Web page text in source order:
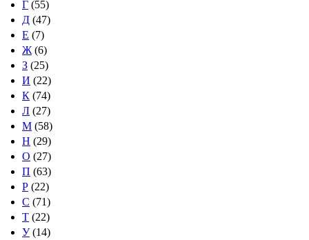
Г (55)
Д (47)
Е (7)
Ж (6)
З (25)
И (22)
К (74)
Л (27)
М (58)
Н (29)
О (27)
П (63)
Р (22)
С (71)
Т (22)
У(14)